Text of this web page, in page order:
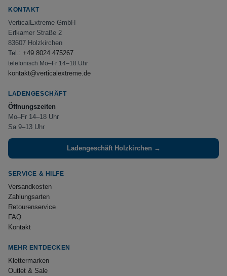
KONTAKT
VerticalExtreme GmbH
Erlkamer Straße 2
83607 Holzkirchen
Tel.: +49 8024 475267
telefonisch Mo–Fr 14–18 Uhr
kontakt@verticalextreme.de
LADENGESCHÄFT
Öffnungszeiten
Mo–Fr 14–18 Uhr
Sa 9–13 Uhr
Ladengeschäft Holzkirchen →
SERVICE & HILFE
Versandkosten
Zahlungsarten
Retourenservice
FAQ
Kontakt
MEHR ENTDECKEN
Klettermarken
Outlet & Sale